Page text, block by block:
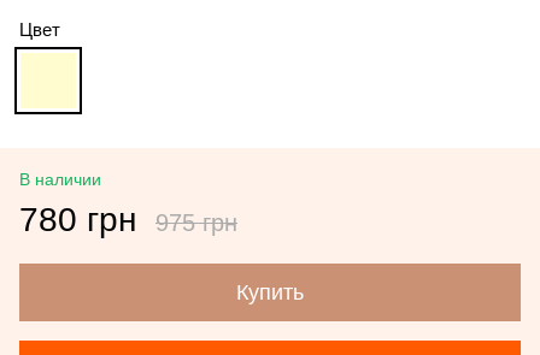
Цвет
В наличии
780 грн 975 грн
Купить